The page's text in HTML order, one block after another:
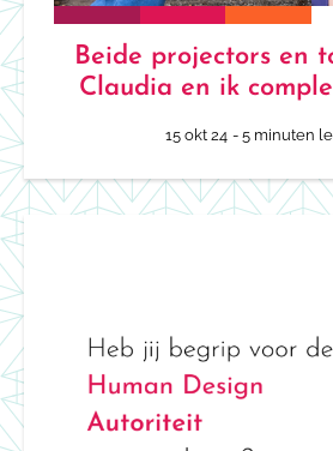
Beide projectors en
Claudia en ik
15 okt 24 - 5 minuten